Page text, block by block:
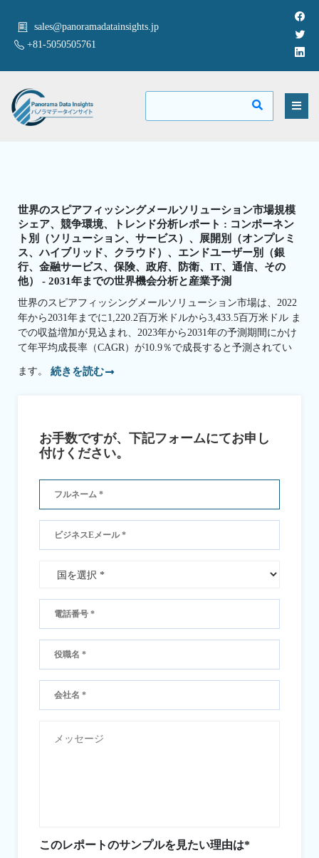
sales@panoramadatainsights.jp
+81-5050505761
世界のスピアフィッシングメールソリューション市場規模
シェア、競争環境、トレンド分析レポート : コンポーネン
ト別（ソリューション、サービス）、展開別（オンプレミ
ス、ハイブリッド、クラウド）、エンドユーザー別（銀
行、金融サービス、保険、政府、防衛、IT、通信、その
他） - 2031年までの世界機会分析と産業予測
世界のスピアフィッシングメールソリューション市場は、2022
年から2031年までに1,220.2百万米ドルから3,433.5百万米ドル ま
での収益増加が見込まれ、2023年から2031年の予測期間にかけ
て年平均成長率（CAGR）が10.9％で成長すると予測されてい
ます。 続きを読む
お手数ですが、下記フォームにてお申し
付けください。
このレポートのサンプルを見たい理由は*